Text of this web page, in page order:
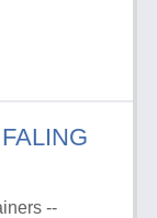
--